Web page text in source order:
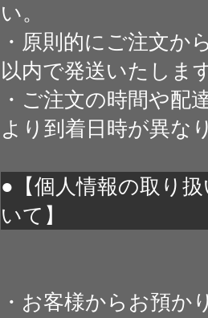
い。
・原則的にご注文か
以内で発送いたしま
・ご注文の時間や配
より到着日時が異な
●【個人情報の取り
いて】
・お客様からお預か